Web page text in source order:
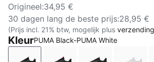
Origineel:34,95 €
30 dagen lang de beste prijs:28,95 €
(Prijs incl. 21% btw, mogelijk plus
KleurPUMA Black-PUMA White